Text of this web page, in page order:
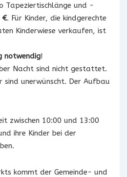
Tapeziertischlänge und -
€. Für Kinder, die kindgerechte
Kinderwiese verkaufen, ist
notwendig!
Nacht sind nicht gestattet.
sind unerwünscht. Der Aufbau
zwischen 10:00 und 13:00
ihre Kinder bei der
kommt der Gemeinde- und